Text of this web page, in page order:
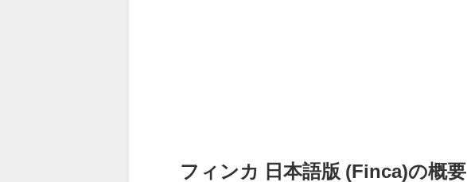
フィンカ 日本語版 (Finca)の概要